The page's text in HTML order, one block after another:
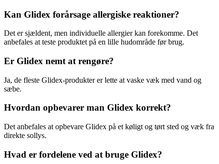
Kan Glidex forårsage allergiske reaktioner?
Det er sjældent, men individuelle allergier kan forekomme. Det
anbefales at teste produktet på en lille hudområde før brug.
Er Glidex nemt at rengøre?
Ja, de fleste Glidex-produkter er lette at vaske væk med vand og
sæbe.
Hvordan opbevarer man Glidex korrekt?
Det anbefales at opbevare Glidex på et køligt og tørt sted og væk fra
direkte sollys.
Hvad er fordelene ved at bruge Glidex?